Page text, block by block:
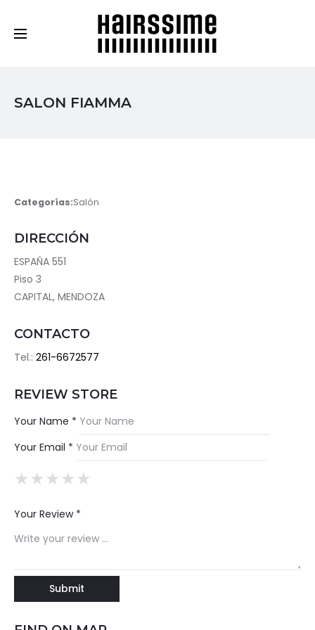
SALON FIAMMA
Categorías:Salón
DIRECCIÓN
ESPAÑA 551
Piso 3
CAPITAL, MENDOZA
CONTACTO
Tel.: 261-6672577
REVIEW STORE
Your Name *
Your Email *
★
★★
★★★
★★★★
★★★★★
Your Review *